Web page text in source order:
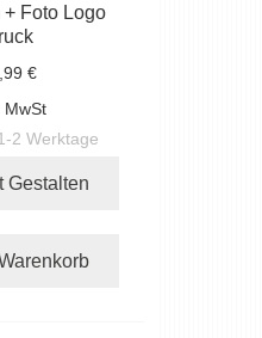
+ Foto Logo
€
MwSt
2 Werktage
Gestalten